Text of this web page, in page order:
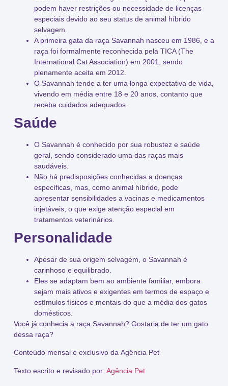
podem haver restrições ou necessidade de licenças
especiais devido ao seu status de animal híbrido
selvagem
A primeira gata da raça Savannah nasceu em 1986 , e a
raça foi formalmente reconhecida pela TICA (The
International Cat Association) em 2001
, sendo
plenamente aceita em 2012
O Savannah tende a ter uma longa expectativa de vida
vivendo em média entre 18 e 20 anos, contanto que
receba cuidados adequados.
Saúde
O Savannah é conhecido por sua robustez e saúde
geral, sendo considerado uma das raças mais
saudáveis.
Não há predisposições conhecidas a doenças
específicas, mas, como animal híbrido, pode
apresentar sensibilidades a vacinas e medicamentos
injetáveis, o que exige atenção especial em
tratamentos veterinários.
Personalidade
Apesar de sua origem selvagem , o Savannah é
carinhoso e equilibrado.
Eles se adaptam bem ao ambiente familiar, embora
sejam mais ativose exigentesem termos de espaço e
estímulos físicos e mentais do que a média dos gatos
domésticos.
Você já conhecia a raça Savannah? Gostaria de ter um gato
dessa raça?
Conteúdo mensal e exclusivo da Agência Pet
Texto escrito e revisado por: Agência Pet